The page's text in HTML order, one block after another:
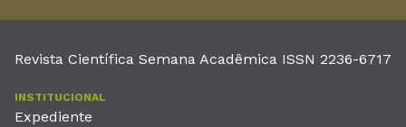
Revista Científica Semana Acadêmica ISSN 2236-6717
INSTITUCIONAL
Expediente